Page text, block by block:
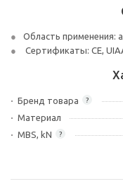
Область применения:
Сертификаты: CE,
?
Бренд товара
Материал
?
MBS, kN